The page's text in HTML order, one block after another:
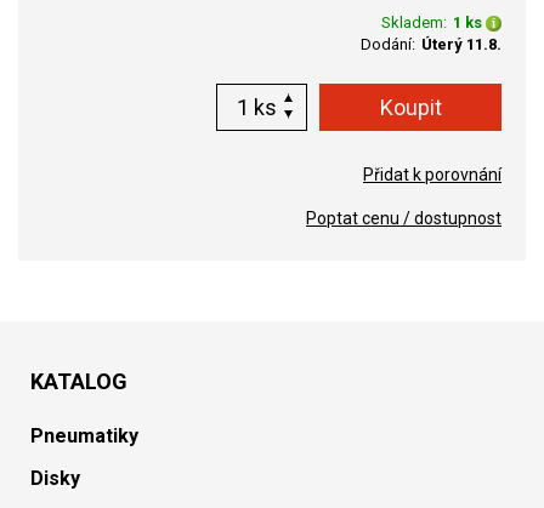
Skladem: 1 ks
Dodání: Úterý 11.8.
ks
Přidat k porovnání
Poptat cenu / dostupnost
KATALOG
Pneumatiky
Disky